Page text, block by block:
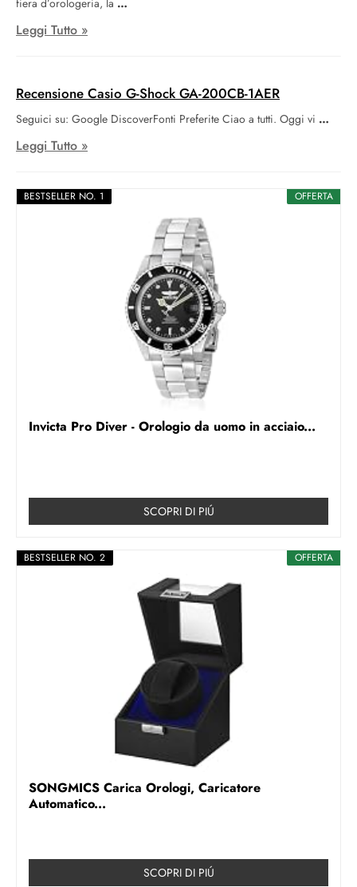
OFFERTA
BESTSELLER NO. 1
Invicta Pro Diver - Orologio da uomo in acciaio...
SCOPRI DI PIÚ
OFFERTA
BESTSELLER NO. 2
SONGMICS Carica Orologi, Caricatore
Automatico...
SCOPRI DI PIÚ
Leggi Tutto »
Recensione Casio G-Shock GA-200CB-1AER
Seguici su: Google DiscoverFonti Preferite Ciao a tutti. Oggi vi
Leggi Tutto »